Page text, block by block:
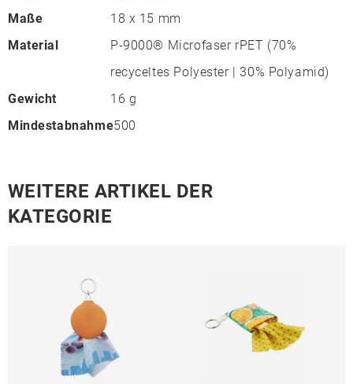
Maße
18 x 15 mm
Material
P-9000® Microfaser rPET (70%
recyceltes Polyester | 30% Polyamid)
Gewicht
16 g
Mindestabnahme500
WEITERE ARTIKEL DER
KATEGORIE